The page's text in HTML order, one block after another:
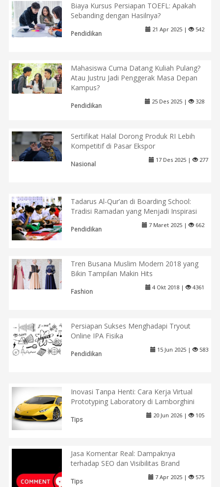
Biaya Kursus Persiapan TOEFL: Apakah
Sebanding dengan Hasilnya?
Pendidikan
21 Apr 2025 | 542
Mahasiswa Cuma Datang Kuliah Pulang?
Atau Justru Jadi Penggerak Masa Depan
Kampus?
Pendidikan
25 Des 2025 | 328
Sertifikat Halal Dorong Produk RI Lebih
Kompetitif di Pasar Ekspor
Nasional
17 Des 2025 | 277
Tadarus Al-Qur’an di Boarding School:
Tradisi Ramadan yang Menjadi Inspirasi
Pendidikan
7 Maret 2025 | 662
Tren Busana Muslim Modern 2018 yang
Bikin Tampilan Makin Hits
Fashion
4 Okt 2018 | 4361
Persiapan Sukses Menghadapi Tryout
Online IPA Fisika
Pendidikan
15 Jun 2025 | 583
Inovasi Tanpa Henti: Cara Kerja Virtual
Prototyping Laboratory di Lamborghini
Tips
20 Jun 2026 | 105
Jasa Komentar Real: Dampaknya
terhadap SEO dan Visibilitas Brand
Tips
7 Apr 2025 | 575